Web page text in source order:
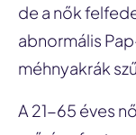
de a nők
abnormális
méhnyakrák
A 21-65 éves